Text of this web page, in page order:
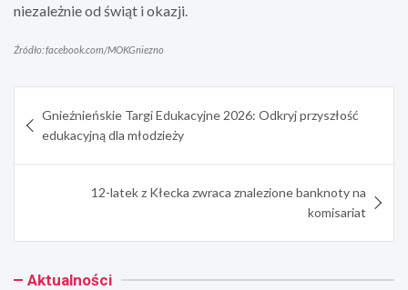
niezależnie od świąt i okazji.
Źródło: facebook.com/MOKGniezno
wpisu
Gnieźnieńskie Targi Edukacyjne 2026: Odkryj przyszłość
edukacyjną dla młodzieży
12-latek z Kłecka zwraca znalezione banknoty na
komisariat
Aktualności